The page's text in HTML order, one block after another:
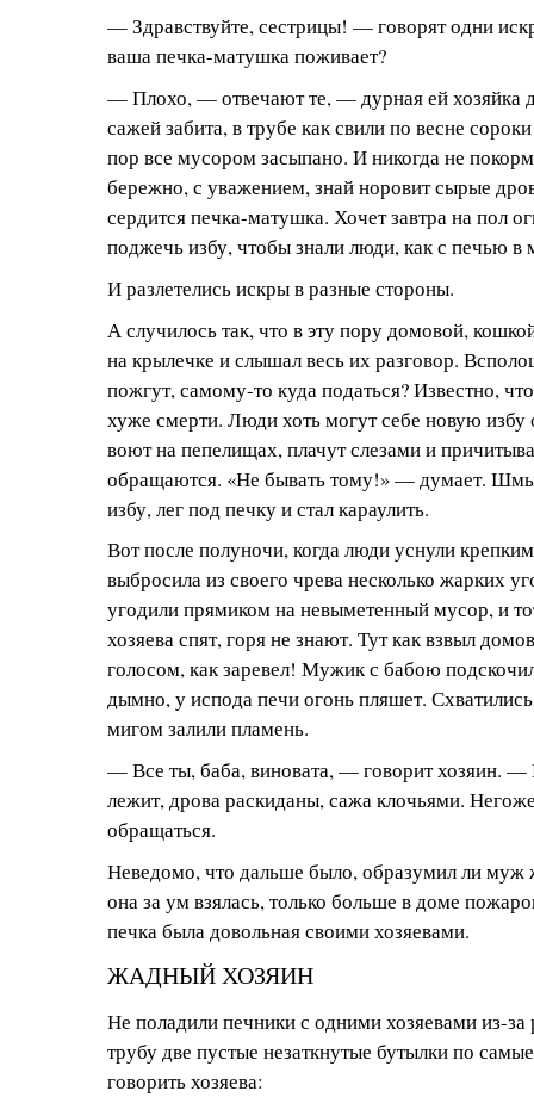
— Здравствуйте, сестрицы! — говорят одни
ваша печка-матушка поживает?
— Плохо, — отвечают те, — дурная ей хозяйка
сажей забита, в трубе как свили по весне
пор все мусором засыпано. И никогда не
бережно, с уважением, знай норовит сырые
сердится печка-матушка. Хочет завтра на пол
поджечь избу, чтобы знали люди, как с печью в
И разлетелись искры в разные стороны.
А случилось так, что в эту пору домовой,
на крылечке и слышал весь их разговор.
пожгут, самому-то куда податься? Известно,
хуже смерти. Люди хоть могут себе новую избу
воют на пепелищах, плачут слезами и
обращаются. «Не бывать тому!» — думает.
избу, лег под печку и стал караулить.
Вот после полуночи, когда люди уснули
выбросила из своего чрева несколько жарких
угодили прямиком на невыметенный мусор, и
хозяева спят, горя не знают. Тут как взвыл
голосом, как заревел! Мужик с бабою
дымно, у испода печи огонь пляшет.
мигом залили пламень.
— Все ты, баба, виновата, — говорит хозяин.
лежит, дрова раскиданы, сажа клочьями.
обращаться.
Неведомо, что дальше было, образумил ли муж
она за ум взялась, только больше в доме
печка была довольная своими хозяевами.
ЖАДНЫЙ ХОЗЯИН
Не поладили печники с одними хозяевами из-за
трубу две пустые незаткнутые бутылки по
говорить хозяева: